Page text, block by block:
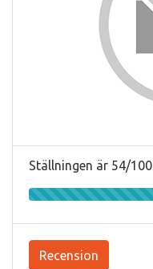
Ställningen är 54/100
Recension